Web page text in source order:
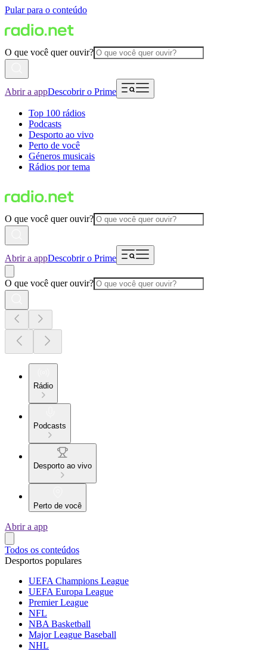
Pular para o conteúdo
O que você quer ouvir?
Abrir a appDescobrir o Prime
Top 100 rádios
Podcasts
Desporto ao vivo
Perto de você
Géneros musicais
Rádios por tema
O que você quer ouvir?
Abrir a appDescobrir o Prime
O que você quer ouvir?
Rádio
Podcasts
Desporto ao vivo
Perto de você
Abrir a app
Todos os conteúdos
Desportos populares
UEFA Champions League
UEFA Europa League
Premier League
NFL
NBA Basketball
Major League Baseball
NHL